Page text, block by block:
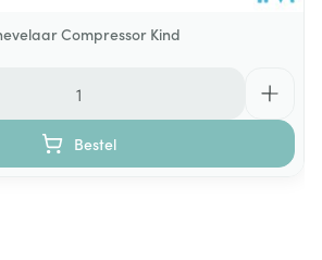
Compressor Kind
Bestel